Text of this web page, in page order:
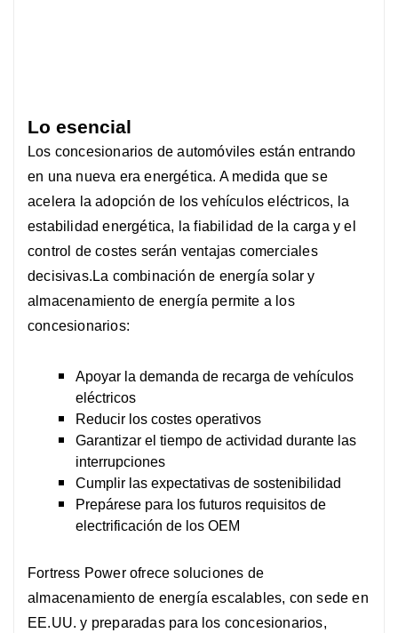
Lo esencial
Los concesionarios de automóviles están entrando
en una nueva era energética. A medida que se
acelera la adopción de los vehículos eléctricos, la
estabilidad energética, la fiabilidad de la carga y el
control de costes serán ventajas comerciales
decisivas. La combinación de energía solar y
almacenamiento de energía permite a los
concesionarios:
Apoyar la demanda de recarga de vehículos
eléctricos
Reducir los costes operativos
Garantizar el tiempo de actividad durante las
interrupciones
Cumplir las expectativas de sostenibilidad
Prepárese para los futuros requisitos de
electrificación de los OEM
Fortress Power ofrece soluciones de
almacenamiento de energía escalables, con sede en
EE.UU. y preparadas para los concesionarios,